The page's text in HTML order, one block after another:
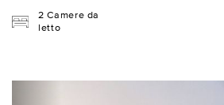
2 Camere da
letto